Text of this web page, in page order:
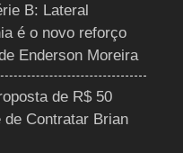
B: Lateral
é o novo reforço
Enderson Moreira
de R$ 50
Contratar Brian